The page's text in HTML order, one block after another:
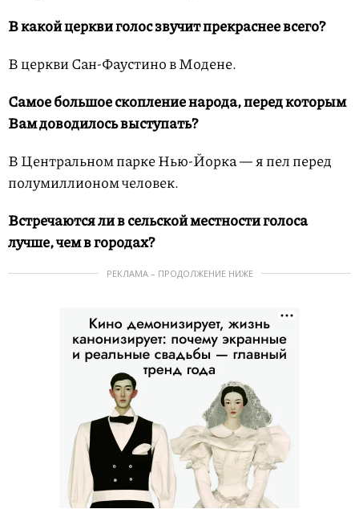
В какой церкви голос звучит прекраснее всего?
В церкви Сан-Фаустино в Модене.
Самое большое скопление народа, перед которым
Вам доводилось выступать?
В Центральном парке Нью-Йорка — я пел перед
полумиллионом человек.
Встречаются ли в сельской местности голоса
лучше, чем в городах?
РЕКЛАМА – ПРОДОЛЖЕНИЕ НИЖЕ